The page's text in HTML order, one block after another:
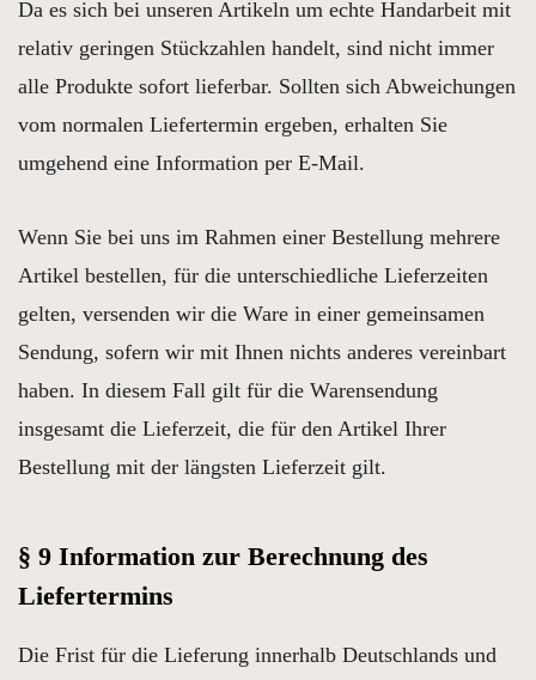
Da es sich bei unseren Artikeln um echte Handarbeit mit
relativ geringen Stückzahlen handelt, sind nicht immer
alle Produkte sofort lieferbar. Sollten sich Abweichungen
vom normalen Liefertermin ergeben, erhalten Sie
umgehend eine Information per E-Mail.
Wenn Sie bei uns im Rahmen einer Bestellung mehrere
Artikel bestellen, für die unterschiedliche Lieferzeiten
gelten, versenden wir die Ware in einer gemeinsamen
Sendung, sofern wir mit Ihnen nichts anderes vereinbart
haben. In diesem Fall gilt für die Warensendung
insgesamt die Lieferzeit, die für den Artikel Ihrer
Bestellung mit der längsten Lieferzeit gilt.
§ 9 Information zur Berechnung des
Liefertermins
Die Frist für die Lieferung innerhalb Deutschlands und